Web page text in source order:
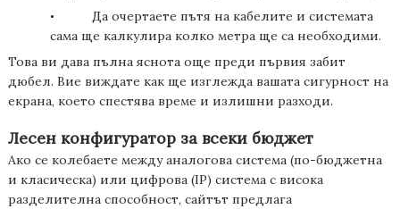
•
Да очертаете пътя на кабелите и системата
сама ще калкулира колко метра ще са необходими.
Това ви дава пълна яснота още преди първия забит
дюбел. Вие виждате как ще изглежда вашата сигурност на
екрана, което спестява време и излишни разходи.
Лесен конфигуратор за всеки бюджет
Ако се колебаете между аналогова система (по-бюджетна
и класическа) или цифрова (IP) система с висока
разделителна способност, сайтът предлага